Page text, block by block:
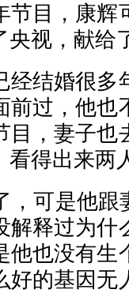
节目，康辉
央视，献给
经结婚很多
前过，他也
目，妻子也
看得出来两
，可是他跟
解释过为什
他也没有生
好的基因无